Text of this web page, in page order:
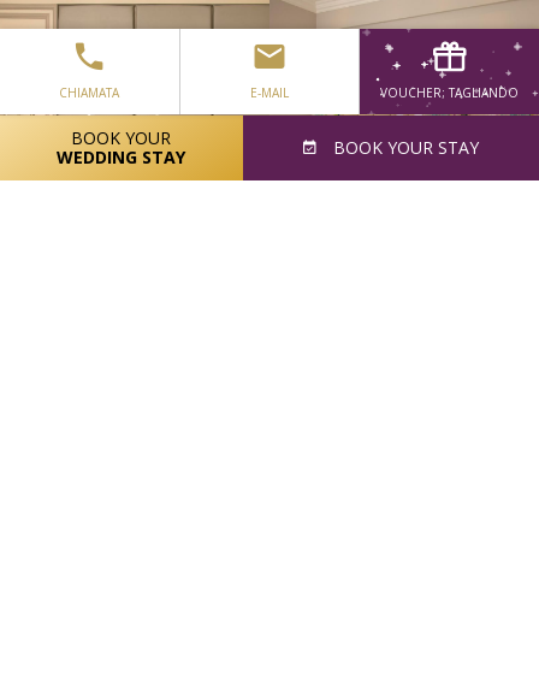
CHIAMATA E-MAIL VOUCHER; TAGLIANDO
BOOK YOUR
WEDDING STAY
BOOK YOUR STAY